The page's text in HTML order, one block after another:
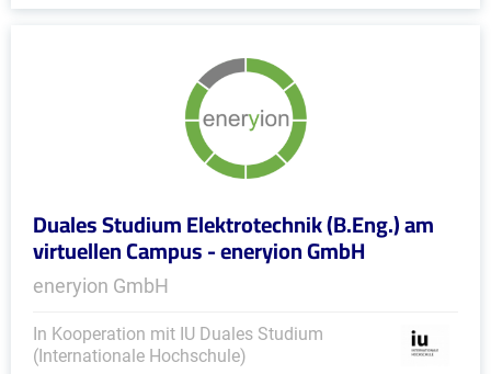
Duales Studium Elektrotechnik (B.Eng.) am
virtuellen Campus - eneryion GmbH
eneryion GmbH
In Kooperation mit IU Duales Studium
(Internationale Hochschule)